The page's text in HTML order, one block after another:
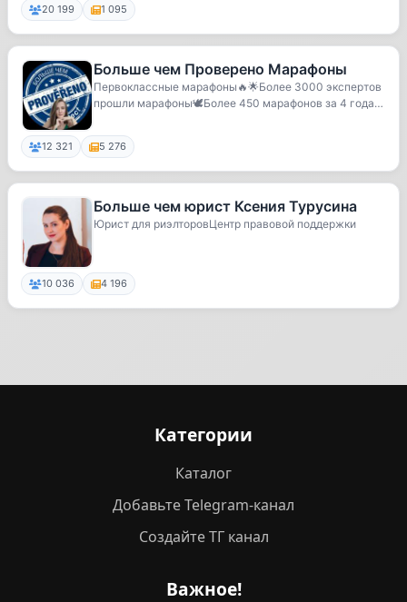
20 199 1 095
Больше чем Прoвеpено Мaрафoны
Первоклассные марафоны🔥🌟Более 3000 экспертов
прошли марафоны🕊Более 450 марафонов за 4 года🦋
12 321 5 276
Больше чем юрист Ксения Турусина
Юрист для риэлторовЦентр правовой поддержки
10 036 4 196
Категории
Каталог
Добавьте Telegram-канал
Создайте ТГ канал
Важное!